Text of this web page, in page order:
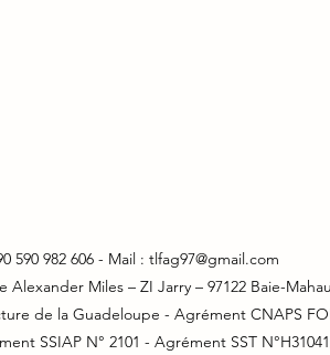
590 982 606 - Mail : tlfag97@gmail.com
Miles – ZI Jarry – 97122 Baie-
de la Guadeloupe - Agrément CNAPS
SSIAP N° 2101 - Agrément SST